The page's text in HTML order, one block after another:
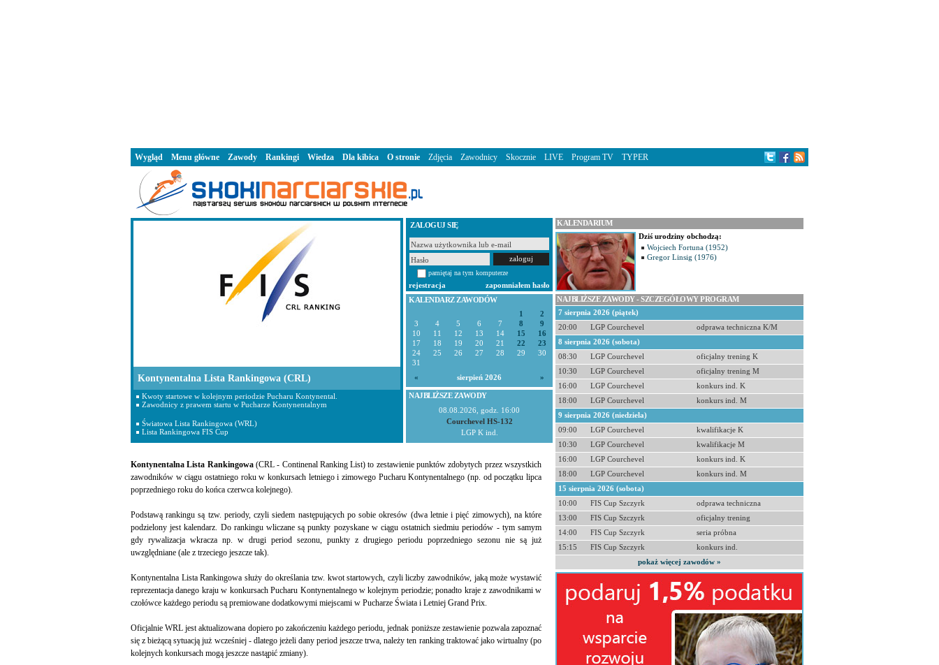
ZALOGUJ SIĘ
pamiętaj na tym komputerze
rejestracja
zapomniałem hasło
KALENDARZ ZAWODÓW
1
2
3
4 5 6 7 8
9
10
11 12 13 14 15
16
17
18 19 20 21 22
23
24
25 26 27 28 29
30
31
«
sierpień 2026 »
NAJBLIŻSZE ZAWODY
08.08.2026, godz. 16:00
Courchevel HS-132
LGP K ind.
Kontynentalna Lista Rankingowa(CRL - Continenal Ranking List) to zestawienie punktów zdobytych przez wszystkich
zawodników w ciągu ostatniego roku w konkursach letniego i zimowego Pucharu Kontynentalnego (np. od początku lipca
poprzedniego roku do końca czerwca kolejnego).
Podstawą rankingu są tzw. periody, czyli siedem następujących po sobie okresów (dwa letnie i pięć zimowych), na które
podzielony jest kalendarz. Do rankingu wliczane są punkty pozyskane w ciągu ostatnich siedmiu periodów - tym samym
gdy rywalizacja wkracza np. w drugi period sezonu, punkty z drugiego periodu poprzedniego sezonu nie są już
uwzględniane (ale z trzeciego jeszcze tak).
Kontynentalna Lista Rankingowa służy do określania tzw. kwot startowych, czyli liczby zawodników, jaką może wystawić
reprezentacja danego kraju w konkursach Pucharu Kontynentalnego w kolejnym periodzie; ponadto kraje z zawodnikami w
czołówce każdego periodu są premiowane dodatkowymi miejscami w Pucharze Świata i Letniej Grand Prix.
Oficjalnie WRL jest aktualizowana dopiero po zakończeniu każdego periodu, jednak poniższe zestawienie pozwala zapoznać
się z bieżącą sytuacją już wcześniej - dlatego jeżeli dany period jeszcze trwa, należy ten ranking traktować jako wirtualny (po
kolejnych konkursach mogą jeszcze nastąpić zmiany).
Kontynentalna Lista Rankingowa (CRL)
Kwoty startowe w kolejnym periodzie Pucharu Kontynental.
Zawodnicy z prawem startu w Pucharze Kontynentalnym
Światowa Lista Rankingowa (WRL)
Lista Rankingowa FIS Cup
KALENDARIUM
Dziś urodziny obchodzą:
Wojciech Fortuna (1952)
Gregor Linsig (1976)
NAJBLIŻSZE ZAWODY - SZCZEGÓŁOWY PROGRAM
7 sierpnia 2026 (piątek)
20:00
LGP Courchevel
odprawa techniczna K/M
8 sierpnia 2026 (sobota)
08:30
LGP Courchevel
oficjalny trening K
10:30
LGP Courchevel
oficjalny trening M
16:00
LGP Courchevel
konkurs ind. K
18:00
LGP Courchevel
konkurs ind. M
9 sierpnia 2026 (niedziela)
09:00
LGP Courchevel
kwalifikacje K
10:30
LGP Courchevel
kwalifikacje M
16:00
LGP Courchevel
konkurs ind. K
18:00
LGP Courchevel
konkurs ind. M
15 sierpnia 2026 (sobota)
10:00
FIS Cup Szczyrk
odprawa techniczna
13:00
FIS Cup Szczyrk
oficjalny trening
14:00
FIS Cup Szczyrk
seria próbna
15:15
FIS Cup Szczyrk
konkurs ind.
pokaż więcej zawodów »
Wygląd Menu główne Zawody Rankingi Wiedza Dla kibica O stronie Zdjęcia Zawodnicy Skocznie LIVE Program TV TYPER